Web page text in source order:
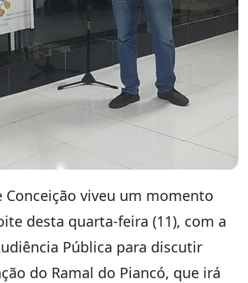
Conceição viveu um momento
desta quarta-feira (11), com a
Pública para discutir
do Ramal do Piancó, que irá